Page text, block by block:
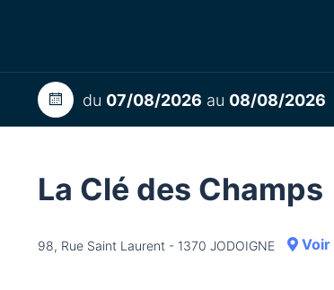
du 07/08/2026 au 08/08/2026
La Clé des Champs
98, Rue Saint Laurent - 1370 JODOIGNE Voir